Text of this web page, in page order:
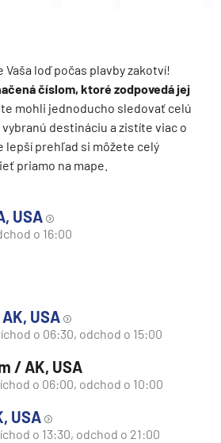
loď počas plavby zakotví!
číslom, ktoré zodpovedá jej
mohli jednoducho sledovať celú
destináciu a zistíte viac o
lepší prehľad si môžete celý
priamo na mape.
USA
o 16:00
USA
o 06:30, odchod o 15:00
/ AK, USA
o 06:00, odchod o 10:00
USA
o 13:30, odchod o 21:00